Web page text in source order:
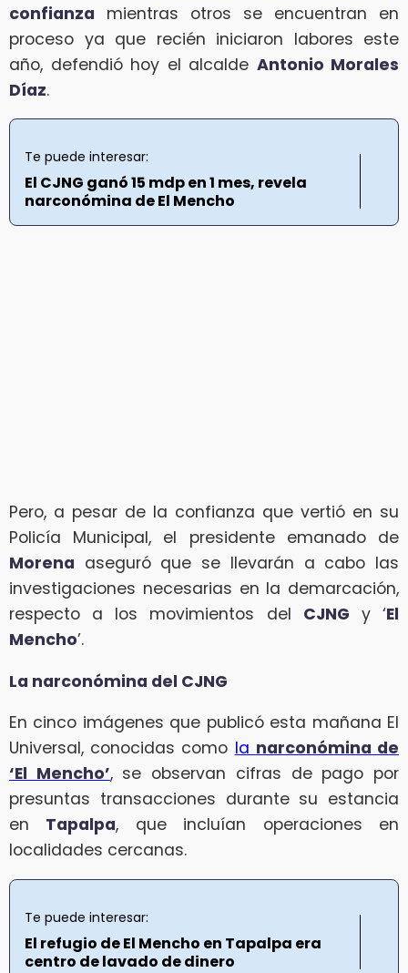
confianza mientras otros se encuentran en
proceso ya que recién iniciaron labores este
año, defendió hoy el alcalde Antonio Morales
Díaz.
Te puede interesar:
El CJNG ganó 15 mdp en 1 mes, revela
narconómina de El Mencho
Pero, a pesar de la confianza que vertió en su
Policía Municipal, el presidente emanado de
Morena aseguró que se llevarán a cabo las
investigaciones necesarias en la demarcación,
respecto a los movimientos del CJNG y ‘El
Mencho’.
La narconómina del CJNG
En cinco imágenes que publicó esta mañana El
Universal, conocidas como la narconómina de
‘El Mencho’, se observan cifras de pago por
presuntas transacciones durante su estancia
en Tapalpa, que incluían operaciones en
localidades cercanas.
Te puede interesar:
El refugio de El Mencho en Tapalpa era
centro de lavado de dinero